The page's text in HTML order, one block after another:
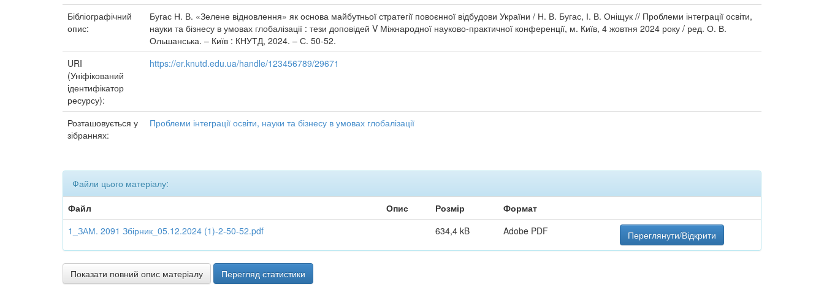
Бібліографічний
опис:
Бугас Н. В. «Зелене відновлення» як основа майбутньої стратегії повоєнної відбудови України / Н. В. Бугас, І. В. Оніщук // Проблеми інтеграції освіти,
науки та бізнесу в умовах глобалізації : тези доповідей V Міжнародної науково-практичної конференції, м. Київ, 4 жовтня 2024 року / ред. О. В.
Ольшанська. – Київ : КНУТД, 2024. – С. 50-52.
URI
(Уніфікований
ідентифікатор
ресурсу):
https://er.knutd.edu.ua/handle/123456789/29671
Розташовується у
зібраннях:
Проблеми інтеграції освіти, науки та бізнесу в умовах глобалізації
Файли цього матеріалу:
Файл
Опис Розмір
Формат
1_ЗАМ. 2091 Збірник_05.12.2024 (1)-2-50-52.pdf
634,4 kB Adobe PDF Переглянути/Відкрити
Показати повний опис матеріалу Перегляд статистики